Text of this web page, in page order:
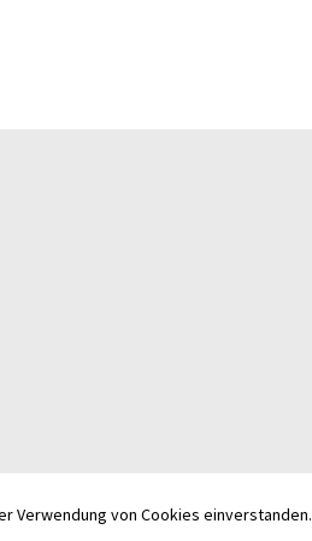
Verwendung von Cookies einverstanden.